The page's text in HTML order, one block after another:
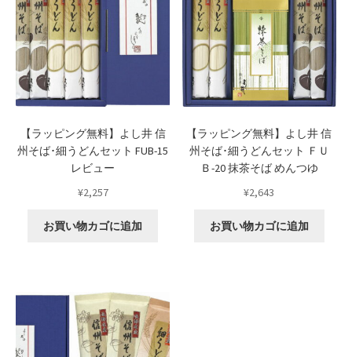
Cart Checkout Confirmation
Elementor #5106
Shipment Tracking
Unsubscribe auctions
wpwBot Mobile App
お歳暮特集
お気に入りリスト
【ラッピング無料】よし井 信
州そば･細うどんセット FUB-15
レビュー
¥2,257
お買い物カゴに追加
【ラッピング無料】よし井 信
州そば･細うどんセット ＦＵ
Ｂ-20 抹茶そば めんつゆ
¥2,643
お買い物カゴに追加